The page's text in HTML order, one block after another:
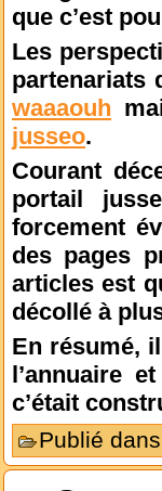
que c’est
Les
partenariats
waaaouh
jusseo.
Courant
portail
forcement
des pages
articles est
décollé à
En résumé,
l’annuaire
c’était
Publié dans